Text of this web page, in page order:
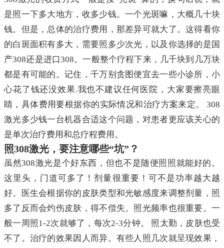
是照一下多大地方，收多少钱。一个光斑嘛，大概几十块
钱。但是，总体的治疗费用，那差异可就大了。这得看你
的白斑面积有多大，需要照多少次光，以及你选择的是国
产308还是进口308。一般整个疗程下来，几千块到几万块
都是有可能的。记住，千万别贪图便宜去一些小诊所，小
心花了钱还没效果.我也不建议任何医院，大家要擦亮眼
睛，具体费用要根据你的实际情况和治疗方案来定。 308
激光多少钱一台机器合适这个问题，对患者更应该关心的
是单次治疗费用和总疗程费用。
照308激光，要注意哪些“坑”？
虽然308激光是个好东西，但也不是随便照照就能好的。
这里头，门道可多了！剂量很重要！可不是功率越大越
好。医生会根据你的皮肤类型和光敏感度来调整剂量，照
多了反而会灼伤皮肤，得不偿失。照光频率也很重要。一
般一周照1-2次就够了，每次2-3分钟。 照太勤，皮肤也受
不了。治疗的效果因人而异。有些人照几次就呈现效果，